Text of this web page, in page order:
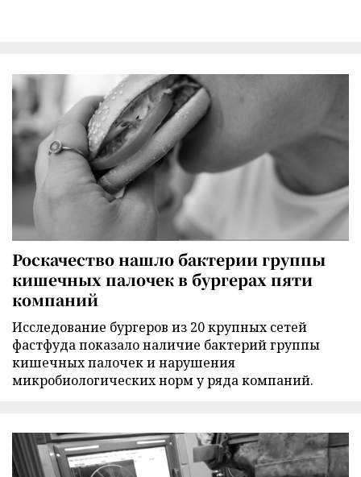
Роскачество нашло бактерии группы
кишечных палочек в бургерах пяти
компаний
Исследование бургеров из 20 крупных сетей
фастфуда показало наличие бактерий группы
кишечных палочек и нарушения
микробиологических норм у ряда компаний.